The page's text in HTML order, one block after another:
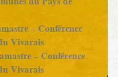
– Conférence
Vivarais
– Conférence
Vivarais